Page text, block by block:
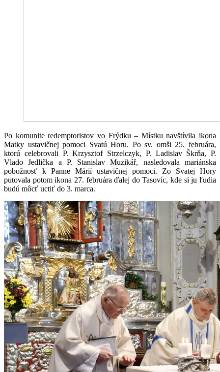
Po komunite redemptoristov vo Frýdku – Místku navštívila ikona
Matky ustavičnej pomoci Svatú Horu. Po sv. omši 25. februára,
ktorú celebrovali P. Krzysztof Strzelczyk, P. Ladislav Škrňa, P.
Vlado Jedlička a P. Stanislav Muzikář, nasledovala mariánska
pobožnosť k Panne Márií ustavičnej pomoci. Zo Svatej Hory
putovala potom ikona 27. februára ďalej do Tasovíc, kde si ju ľudia
budú môcť uctiť do 3. marca.